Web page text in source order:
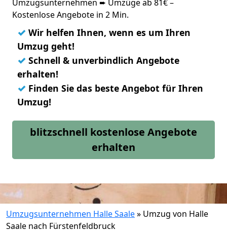
Umzugsunternehmen ➨ Umzüge ab 81€ –
Kostenlose Angebote in 2 Min.
✓ Wir helfen Ihnen, wenn es um Ihren
Umzug geht!
✓ Schnell & unverbindlich Angebote
erhalten!
✓ Finden Sie das beste Angebot für Ihren
Umzug!
blitzschnell kostenlose Angebote
erhalten
Umzugsunternehmen Halle Saale» Umzug von Halle
Saale nach Fürstenfeldbruck